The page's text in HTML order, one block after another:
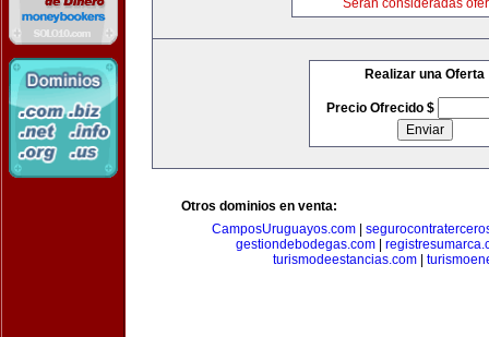
Serán consideradas
Realizar una Oferta
Precio Ofrecido $
Otros dominios en venta:
CamposUruguayos.com|
gestiondebodegas.com|
turismodeestancias.com|